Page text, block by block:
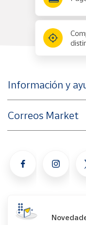
Información y
Correos Market